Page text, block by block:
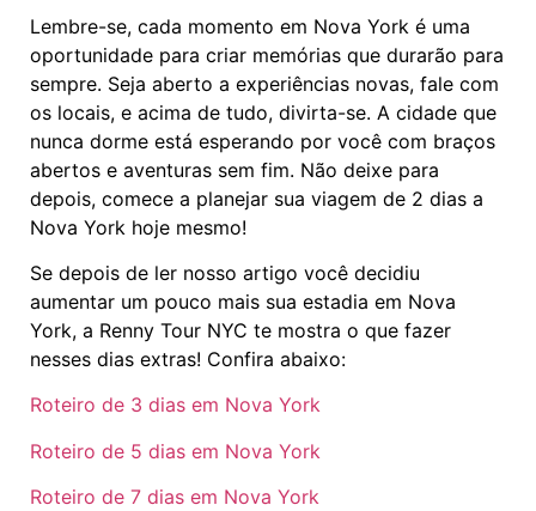
Lembre-se, cada momento em Nova York é uma
oportunidade para criar memórias que durarão para
sempre. Seja aberto a experiências novas, fale com
os locais, e acima de tudo, divirta-se. A cidade que
nunca dorme está esperando por você com braços
abertos e aventuras sem fim. Não deixe para
depois, comece a planejar sua viagem de 2 dias a
Nova York hoje mesmo!
Se depois de ler nosso artigo você decidiu
aumentar um pouco mais sua estadia em Nova
York, a Renny Tour NYC te mostra o que fazer
nesses dias extras! Confira abaixo:
Roteiro de 3 dias em Nova York
Roteiro de 5 dias em Nova York
Roteiro de 7 dias em Nova York